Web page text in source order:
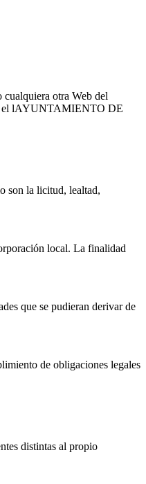
otra Web del
el lAYUNTAMIENTO DE
son la licitud, lealtad,
local. La finalidad
que se pudieran derivar de
de obligaciones legales
distintas al propio